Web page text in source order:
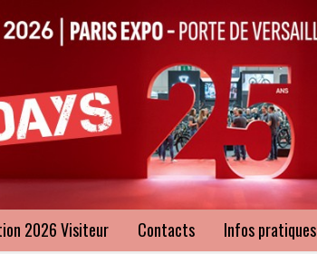
2026 Visiteur Contacts Infos pratiques